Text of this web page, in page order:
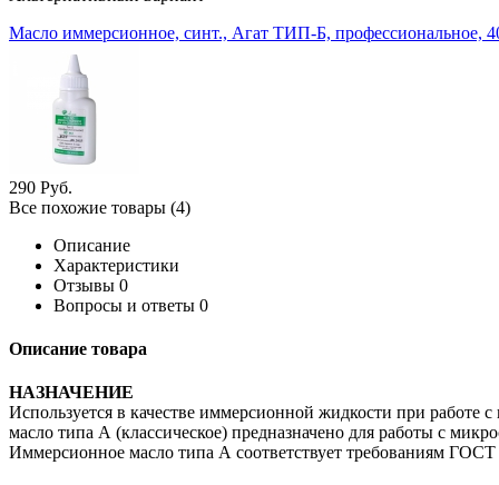
Масло иммерсионное, синт., Агат ТИП-Б, профессиональное,
290 Руб.
Все похожие товары (4)
Описание
Характеристики
Отзывы 0
Вопросы и ответы 0
Описание товара
НАЗНАЧЕНИЕ
Используется в качестве иммерсионной жидкости при
масло типа А (классическое) предназначено для работы с
Иммерсионное масло типа А соответствует требованиям